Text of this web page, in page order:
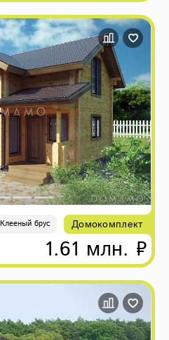
Клееный брус Домокомплект
1.61 млн. ₽